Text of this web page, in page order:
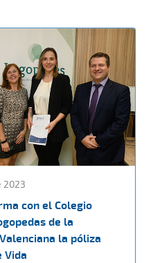
2023
con el Colegio
de la
la póliza
Vida